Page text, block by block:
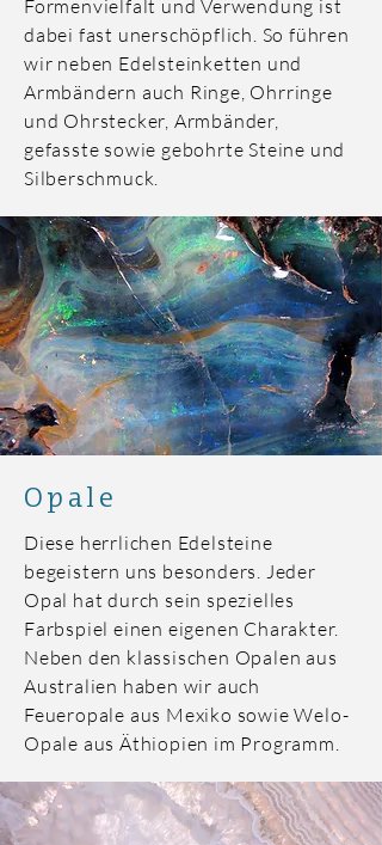
Formenvielfalt und Verwendung ist
dabei fast unerschöpflich. So führen
wir neben Edelsteinketten und
Armbändern auch Ringe, Ohrringe
und Ohrstecker, Armbänder,
gefasste sowie gebohrte Steine und
Silberschmuck.
Opale
Diese herrlichen Edelsteine
begeistern uns besonders. Jeder
Opal hat durch sein spezielles
Farbspiel einen eigenen Charakter.
Neben den klassischen Opalen aus
Australien haben wir auch
Feueropale aus Mexiko sowie Welo-
Opale aus Äthiopien im Programm.